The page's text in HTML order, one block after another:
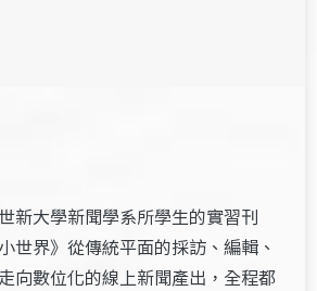
新大學新聞學系所學生的實習刊
世界》從傳統平面的採訪、編輯、
向數位化的線上新聞產出，全程都